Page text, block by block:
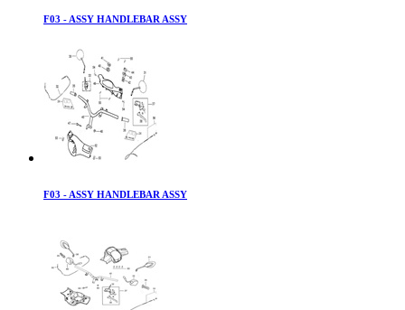
F03 - ASSY HANDLEBAR ASSY
F03 - ASSY HANDLEBAR ASSY